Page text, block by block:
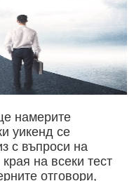
намерите
уикенд се
с въпроси на
на всеки тест
отговори,